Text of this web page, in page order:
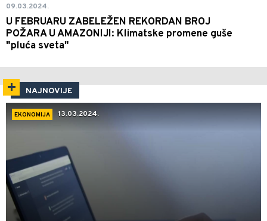
09.03.2024.
U FEBRUARU ZABELEŽEN REKORDAN BROJ
POŽARA U AMAZONIJI: Klimatske promene guše
"pluća sveta"
NAJNOVIJE
EKONOMIJA 13.03.2024.